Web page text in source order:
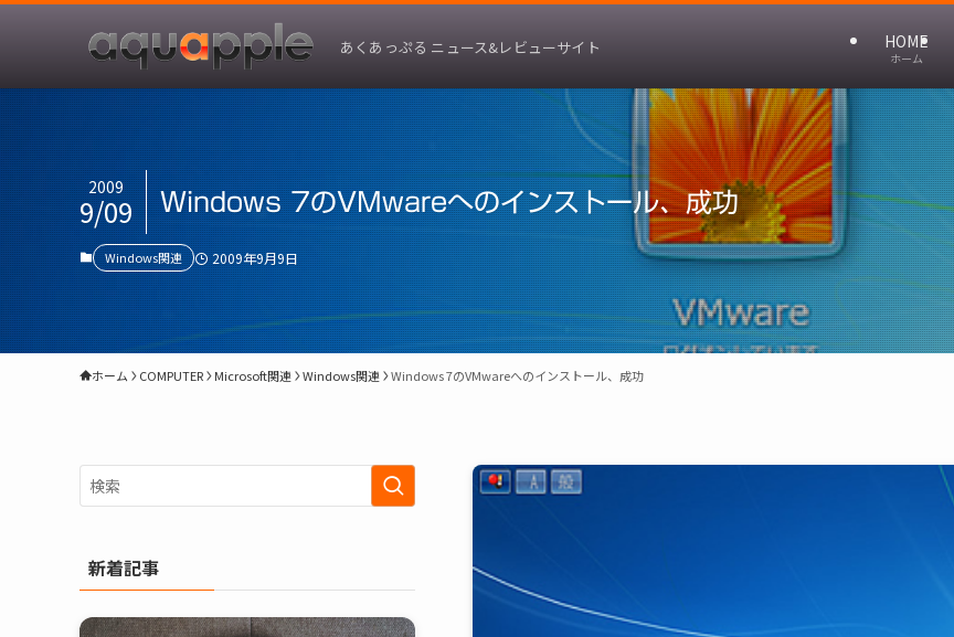
あくあっぷる ニュース&レビューサイト HOME
ホーム
Windows 7のVMwareへのインストール、成功
2009
9/09
Windows関連 2009年9月9日
ホーム COMPUTER Microsoft関連 Windows関連 Windows 7のVMwareへのインストール、成功
新着記事